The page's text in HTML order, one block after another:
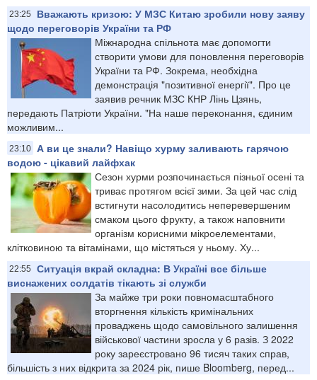
23:25
Вважають кризою: У МЗС Китаю зробили нову заяву
щодо переговорів України та РФ
Міжнародна спільнота має допомогти
створити умови для поновлення переговорів
України та РФ. Зокрема, необхідна
демонстрація "позитивної енергії". Про це
заявив речник МЗС КНР Лінь Цзянь,
передають Патріоти України. "На наше переконання, єдиним
можливим...
23:10 А ви це знали? Навіщо хурму заливають гарячою
водою - цікавий лайфхак
Сезон хурми розпочинається пізньої осені та
триває протягом всієї зими. За цей час слід
встигнути насолодитись неперевершеним
смаком цього фрукту, а також наповнити
організм корисними мікроелементами,
клітковиною та вітамінами, що містяться у ньому. Ху...
22:55
Ситуація вкрай складна: В Україні все більше
виснажених солдатів тікають зі служби
За майже три роки повномасштабного
вторгнення кількість кримінальних
проваджень щодо самовільного залишення
військової частини зросла у 6 разів. З 2022
року зареєстровано 96 тисяч таких справ,
більшість з них відкрита за 2024 рік, пише Bloomberg, перед...